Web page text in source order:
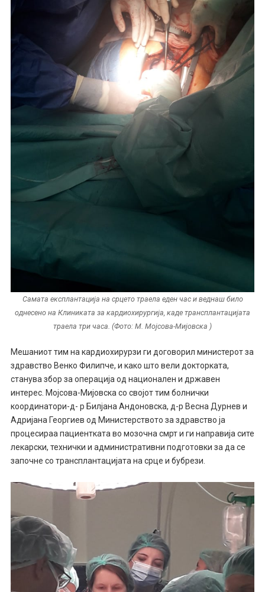
Самата експлантација на срцето траела еден час и веднаш било
однесено на Клиниката за кардиохирургија, каде трансплантацијата
траела три часа. (Фото: М. Мојсова-Мијовска )
Мешаниот тим на кардиохирурзи ги договорил министерот за
здравство Венко Филипче, и како што вели докторката,
станува збор за операција од национален и државен
интерес. Мојсова-Мијовска со својот тим болнички
координатори-д- р Билјана Андоновска, д-р Весна Дурнев и
Адријана Георгиев од Министерството за здравство ја
процесираа пациентката во мозочна смрт и ги направија сите
лекарски, технички и административни подготовки за да се
започне со трансплантацијата на срце и бубрези.